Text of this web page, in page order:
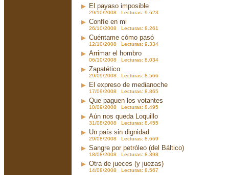
El payaso imposible
29/10/2008 Lecturas: 9.623
Confíe en mi
26/10/2008 Lecturas: 8.261
Cuéntame cómo pasó
12/10/2008 Lecturas: 9.334
Arrimar el hombro
06/10/2008 Lecturas: 8.034
Zapatético
29/09/2008 Lecturas: 8.566
El expreso de medianoche
17/09/2008 Lecturas: 8.865
Que paguen los votantes
10/09/2008 Lecturas: 8.495
Aún nos queda Loquillo
31/08/2008 Lecturas: 8.455
Un país sin dignidad
29/08/2008 Lecturas: 8.669
Sangre por petróleo (del Báltico)
18/08/2008 Lecturas: 8.398
Otra de jueces (y juezas)
14/08/2008 Lecturas: 8.567